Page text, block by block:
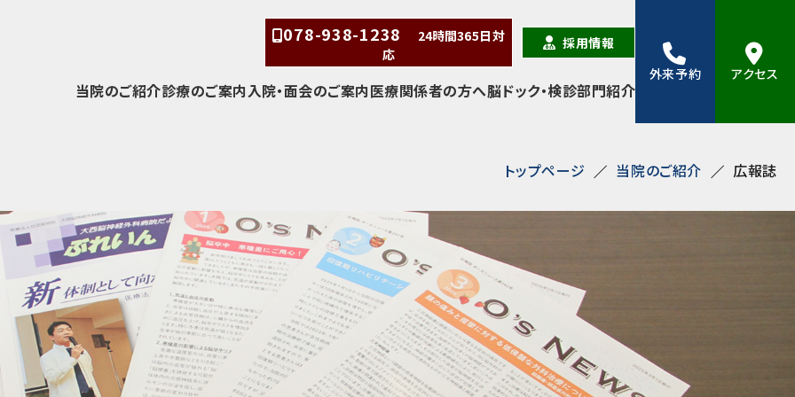
078-938-1238 24時間365日対
応
採用情報
当院のご紹介診療のご案内入院・面会のご案内医療関係者の方へ脳ドック・検診部門紹介
外来予約 アクセス
トップページ 当院のご紹介 広報誌